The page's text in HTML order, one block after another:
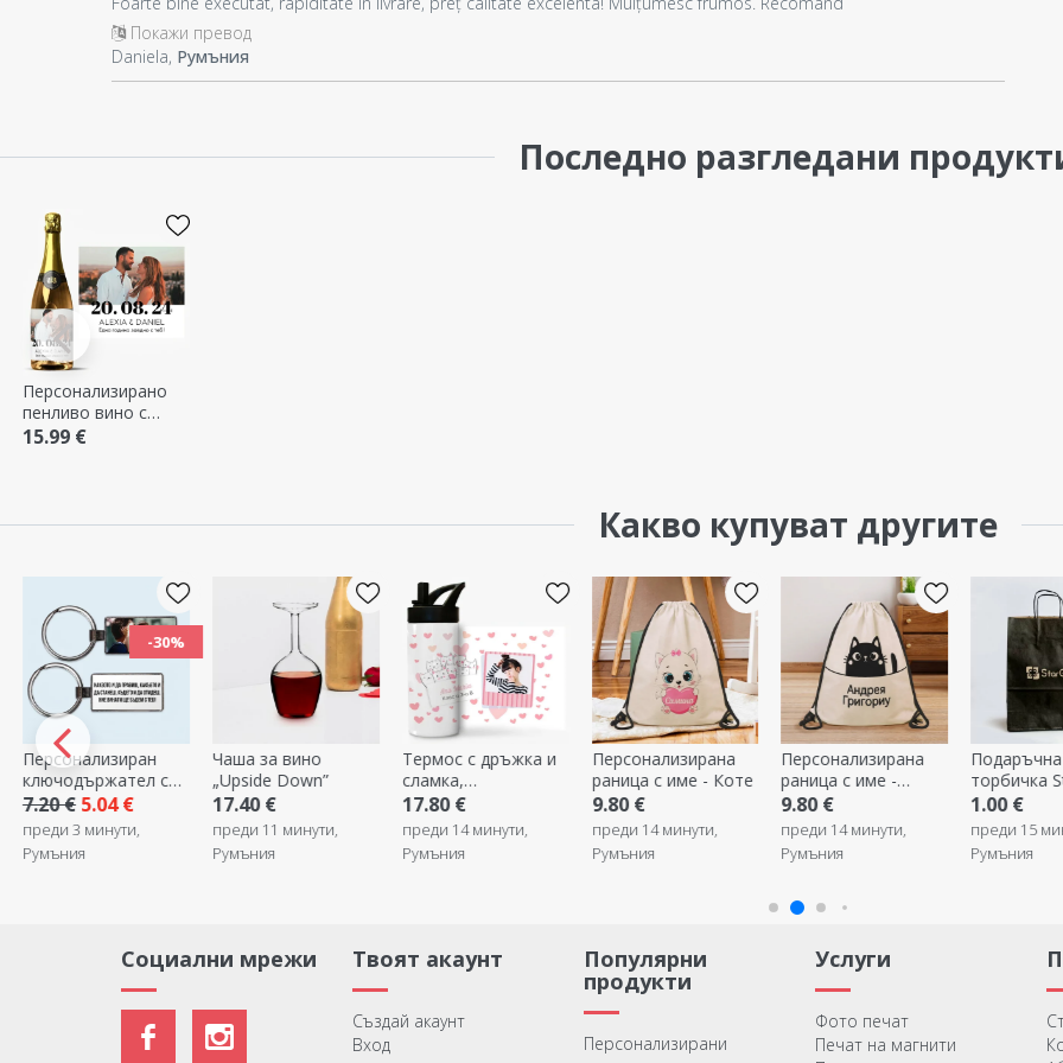
Покажи превод
Daniela, Румъния
Последно разгледани
Персонализирано
пенливо вино с
фотография и текст
15.99 €
Какво купуват другите
Чаша за вино
„Upside Down”
17.40 €
преди 11 минути,
Румъния
Термос с дръжка и
сламка,
персонализиран с
име и снимка - Kitty
17.80 €
преди 14 минути,
Румъния
Персонализирана
раница с име - Коте
9.80 €
преди 14 минути,
Румъния
Персонализирана
раница с име -
Котка
9.80 €
преди 14 минути,
Румъния
Подаръчна
торбичка StarGift
1.00 €
преди 15 минути,
Румъния
Подарък-
Coca-Cola
Room The
43.99 €
отстъпка
преди 15
Социални мрежи Твоят акаунт
Създай акаунт
Вход
Популярни
продукти
Персонализирани
Услуги
Фото печат
Печат на магнити